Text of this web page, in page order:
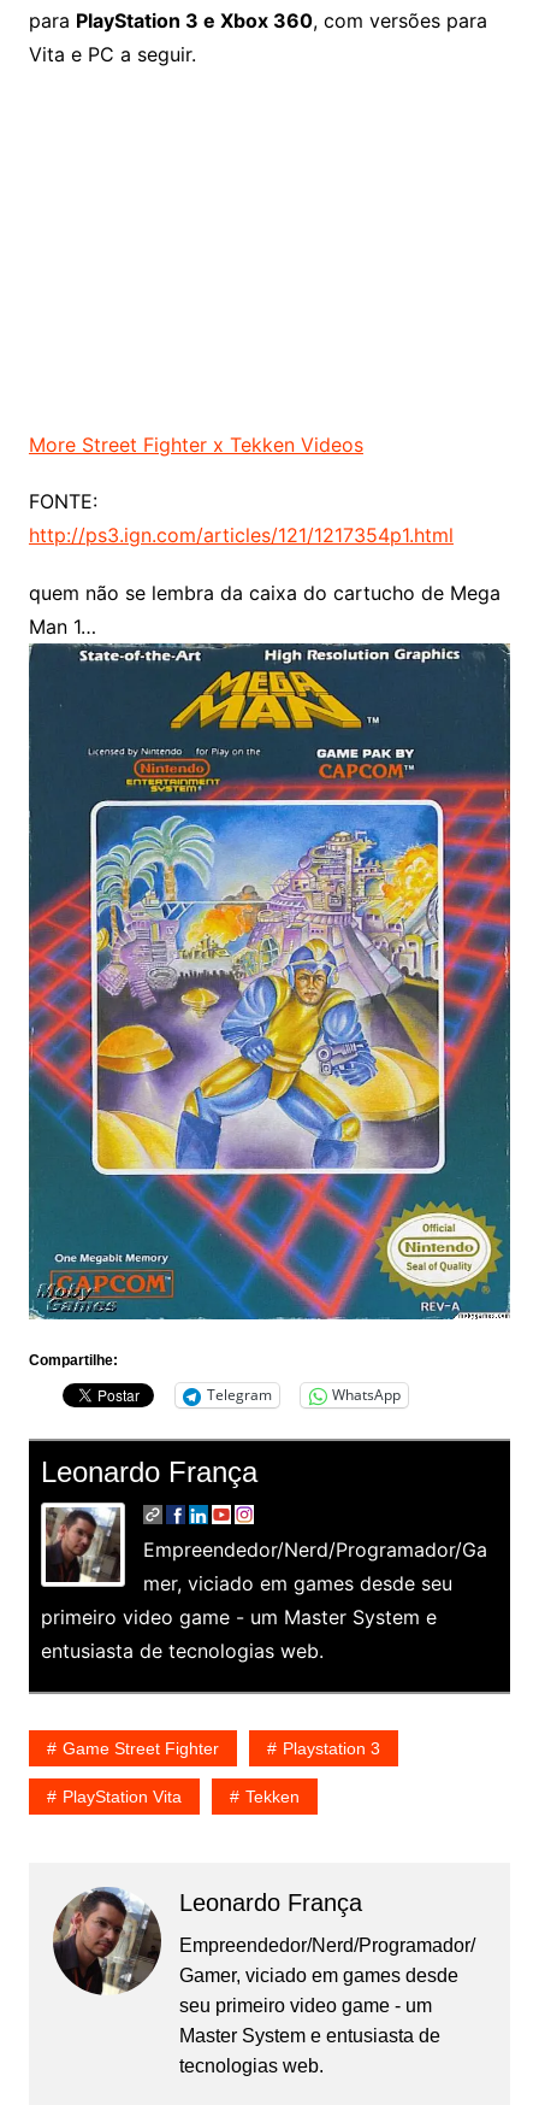
para PlayStation 3 e Xbox 360, com versões para
Vita e PC a seguir.
More Street Fighter x Tekken Videos
FONTE:
http://ps3.ign.com/articles/121/1217354p1.html
quem não se lembra da caixa do cartucho de Mega
Man 1…
Compartilhe:
Telegram WhatsApp
Leonardo França
Empreendedor/Nerd/Programador/Ga
mer, viciado em games desde seu
primeiro video game - um Master System e
entusiasta de tecnologias web.
Game Street Fighter Playstation 3
PlayStation Vita Tekken
Leonardo França
Empreendedor/Nerd/Programador/
Gamer, viciado em games desde
seu primeiro video game - um
Master System e entusiasta de
tecnologias web.